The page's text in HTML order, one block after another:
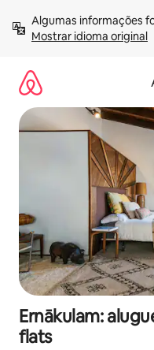
para
Mostrar idioma original
Ernākulam:
flats